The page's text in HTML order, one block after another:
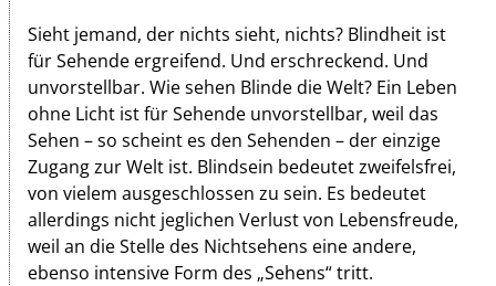
Sieht jemand, der nichts sieht, nichts? Blindheit ist
für Sehende ergreifend. Und erschreckend. Und
unvorstellbar. Wie sehen Blinde die Welt? Ein Leben
ohne Licht ist für Sehende unvorstellbar, weil das
Sehen – so scheint es den Sehenden – der einzige
Zugang zur Welt ist. Blindsein bedeutet zweifelsfrei,
von vielem ausgeschlossen zu sein. Es bedeutet
allerdings nicht jeglichen Verlust von Lebensfreude,
weil an die Stelle des Nichtsehens eine andere,
ebenso intensive Form des „Sehens“ tritt.